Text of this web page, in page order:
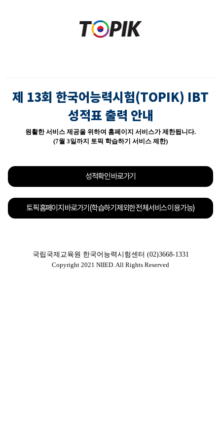
제 13회 한국어능력시험(TOPIK) IBT
성적표 출력 안내
원활한 서비스 제공을 위하여 홈페이지 서비스가 제한됩니다.
(7월 3일까지 토픽 학습하기 서비스 제한)
성적확인 바로가기
국립국제교육원 한국어능력시험센터 (02)3668-1331
Copyright 2021 NIIED. All Rights Reserved